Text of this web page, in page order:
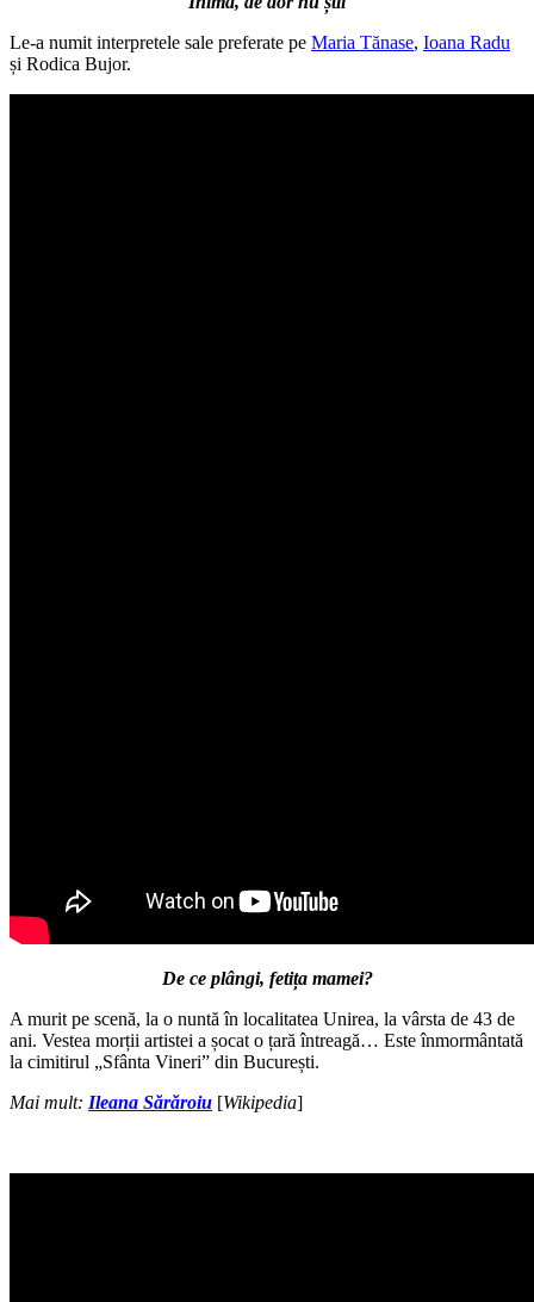
Le-a numit interpretele sale preferate pe Maria Tănase, Ioana Radu
și Rodica Bujor.
De ce plângi, fetița mamei?
A murit pe scenă, la o nuntă în localitatea Unirea, la vârsta de 43 de
ani. Vestea morții artistei a șocat o țară întreagă… Este înmormântată
la cimitirul „Sfânta Vineri” din București.
Mai mult: Ileana Sărăroiu [Wikipedia]